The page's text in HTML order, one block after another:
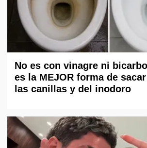
No es con vinagre ni
es la MEJOR forma de
las canillas y del inodoro